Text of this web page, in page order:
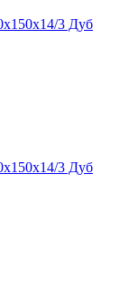
3 Дуб
3 Дуб